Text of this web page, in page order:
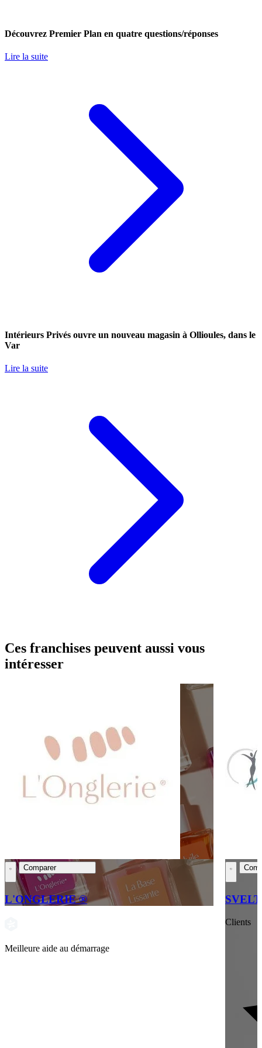
Découvrez Premier Plan en quatre questions/réponses
Lire la suite
Intérieurs Privés ouvre un nouveau magasin à Ollioules, dans le
Var
Lire la suite
Ces franchises peuvent aussi vous
intéresser
Comparer
L'ONGLERIE ®
Meilleure aide au démarrage
Clients